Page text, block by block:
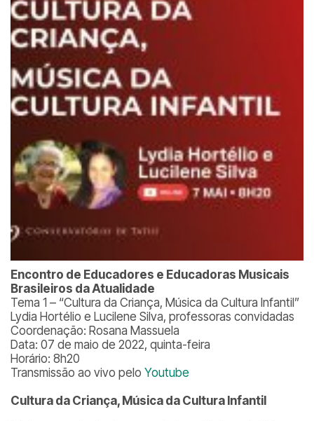
Encontro de Educadores e Educadoras Musicais
Brasileiros da Atualidade
Tema 1 – “Cultura da Criança, Música da Cultura Infantil”
Lydia Hortélio e Lucilene Silva, professoras convidadas
Coordenação: Rosana Massuela
Data: 07 de maio de 2022, quinta-feira
Horário: 8h20
Transmissão ao vivo pelo Youtube
Cultura da Criança, Música da Cultura Infantil